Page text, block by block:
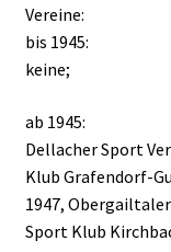
Vereine:
bis 1945:
keine;
ab 1945:
Dellacher Sport
Klub Grafendorf-
1947,
Sport Klub